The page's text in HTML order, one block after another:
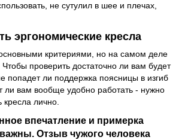
не сутулил в шее и плечах,
эргономические кресла
критериями, но на самом деле
проверить достаточно ли вам будет
попадет ли поддержка поясницы в изгиб
ли вам вообще удобно работать - нужно
кресла лично.
впечатление и примерка
Отзыв чужого человека